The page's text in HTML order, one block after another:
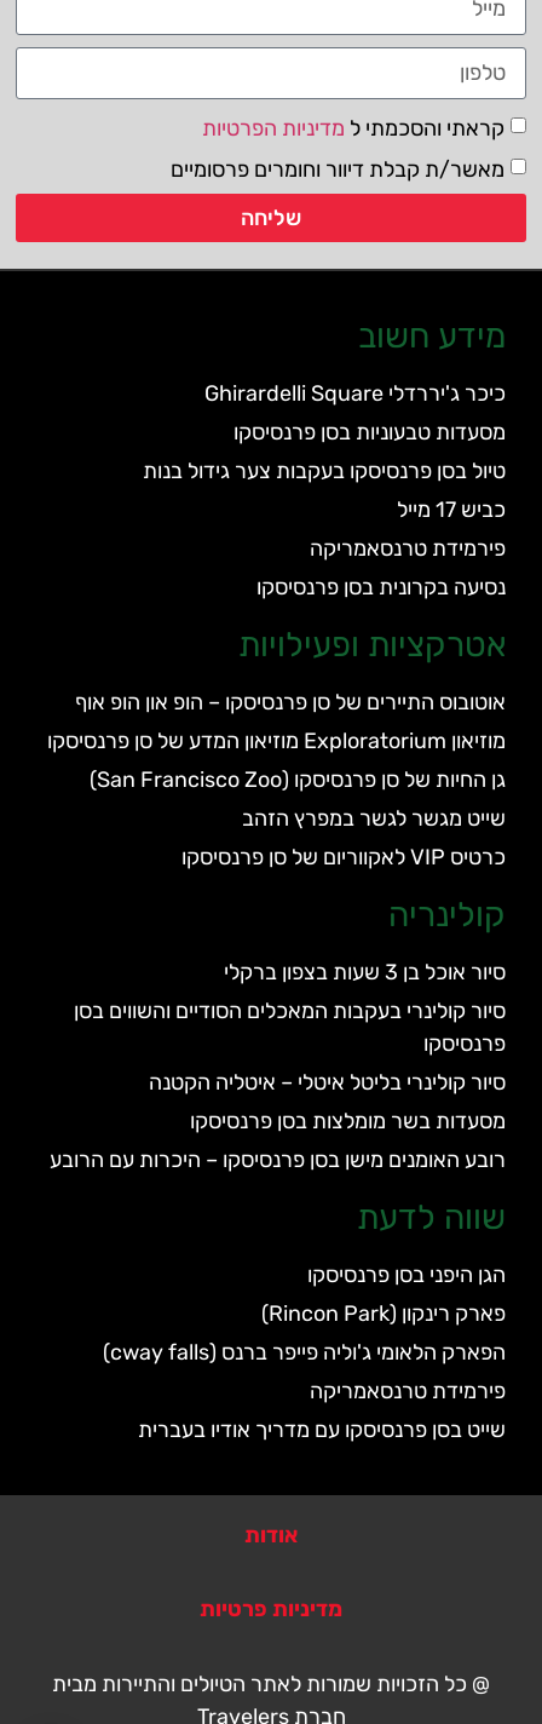
קראתי והסכמתי ל מדיניות הפרטיות
מאשר/ת קבלת דיוור וחומרים פרסומיים
שליחה
מידע חשוב
כיכר ג'יררדלי Ghirardelli Square
מסעדות טבעוניות בסן פרנסיסקו
טיול בסן פרנסיסקו בעקבות צער גידול בנות
כביש 17 מייל
פירמידת טרנסאמריקה
נסיעה בקרונית בסן פרנסיסקו
אטרקציות ופעילויות
אוטובוס התיירים של סן פרנסיסקו – הופ און הופ אוף
מוזיאון Exploratorium מוזיאון המדע של סן פרנסיסקו
גן החיות של סן פרנסיסקו (San Francisco Zoo)
שייט מגשר לגשר במפרץ הזהב
כרטיס VIP לאקווריום של סן פרנסיסקו
קולינריה
סיור אוכל בן 3 שעות בצפון ברקלי
סיור קולינרי בעקבות המאכלים הסודיים והשווים בסן
פרנסיסקו
סיור קולינרי בליטל איטלי – איטליה הקטנה
מסעדות בשר מומלצות בסן פרנסיסקו
רובע האומנים מישן בסן פרנסיסקו – היכרות עם הרובע
שווה לדעת
הגן היפני בסן פרנסיסקו
פארק רינקון (Rincon Park)
הפארק הלאומי ג'וליה פייפר ברנס (cway falls)
פירמידת טרנסאמריקה
שייט בסן פרנסיסקו עם מדריך אודיו בעברית
אודות
מדיניות פרטיות
@ כל הזכויות שמורות לאתר הטיולים והתיירות מבית
חברת Travelers